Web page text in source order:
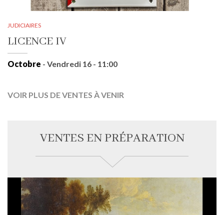
JUDICIAIRES
LICENCE IV
Octobre - Vendredi 16 - 11:00
VOIR PLUS DE VENTES À VENIR
VENTES EN PRÉPARATION